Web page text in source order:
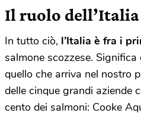
Il ruolo dell’Italia
In tutto ciò, l’Italia è fra i
salmone scozzese.
quello che arriva nel nostro
delle cinque grandi aziende
cento dei salmoni: Cooke